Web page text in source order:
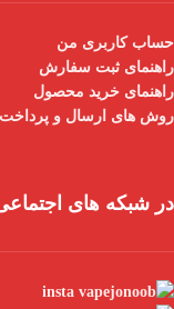
حساب کاربری من
راهنمای ثبت سفارش
راهنمای خرید محصول
روش های ارسال و پرداخت
در شبکه های اجتماعی